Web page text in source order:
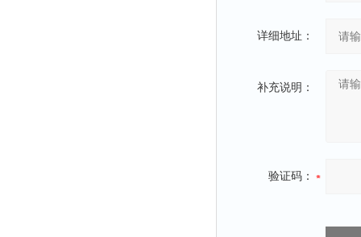
详细地址：
补充说明：
验证码：